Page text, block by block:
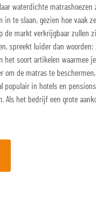
waterdichte
in te slaan, gezien hoe vaak
de markt verkrijgbaar zullen
spreekt luider dan
soort artikelen waarmee
om de matras te
populair in hotels en
Als het bedrijf een grote